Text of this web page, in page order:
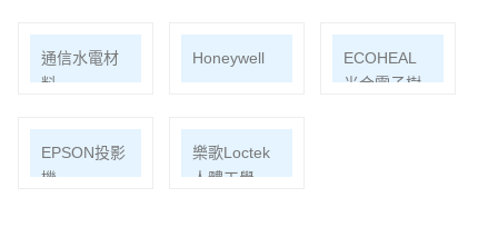
通信水電材
料
Honeywell
ECOHEAL
光合電子樹
EPSON投影
機
樂歌Loctek
人體工學